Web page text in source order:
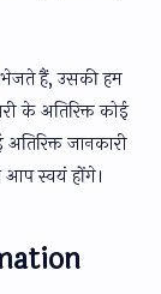
भेजते हैं, उसकी हम
के अतिरिक्त कोई
जानकारी
स्वयं होंगे।